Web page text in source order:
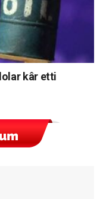
kâr etti